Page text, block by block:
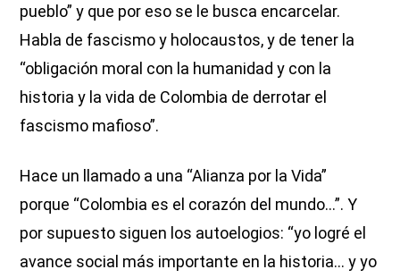
pueblo” y que por eso se le busca encarcelar.
Habla de fascismo y holocaustos, y de tener la
“obligación moral con la humanidad y con la
historia y la vida de Colombia de derrotar el
fascismo mafioso”.
Hace un llamado a una “Alianza por la Vida”
porque “Colombia es el corazón del mundo…”. Y
por supuesto siguen los autoelogios: “yo logré el
avance social más importante en la historia… y yo